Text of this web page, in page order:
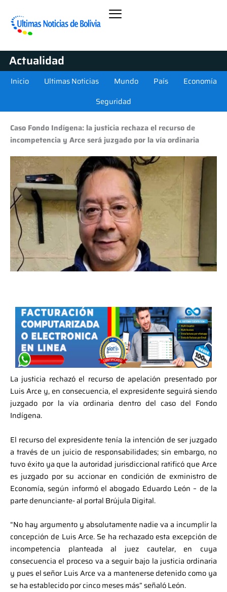
Actualidad
Inicio Ultimas Noticias Mundo País
Economía
Seguridad
Caso Fondo Indígena: la justicia rechaza el recurso de
incompetencia y Arce será juzgado por la vía ordinaria
La justicia rechazó el recurso de apelación presentado por
Luis Arce y, en consecuencia, el expresidente seguirá siendo
juzgado por la vía ordinaria dentro del caso del Fondo
Indígena.
El recurso del expresidente tenía la intención de ser juzgado
a través de un juicio de responsabilidades; sin embargo, no
tuvo éxito ya que la autoridad jurisdiccional ratificó que Arce
es juzgado por su accionar en condición de exministro de
Economía, según informó el abogado Eduardo León – de la
parte denunciante- al portal Brújula Digital.
“No hay argumento y absolutamente nadie va a incumplir la
concepción de Luis Arce. Se ha rechazado esta excepción de
incompetencia planteada al juez cautelar, en cuya
consecuencia el proceso va a seguir bajo la justicia ordinaria
y pues el señor Luis Arce va a mantenerse detenido como ya
se ha establecido por cinco meses más” señaló León.